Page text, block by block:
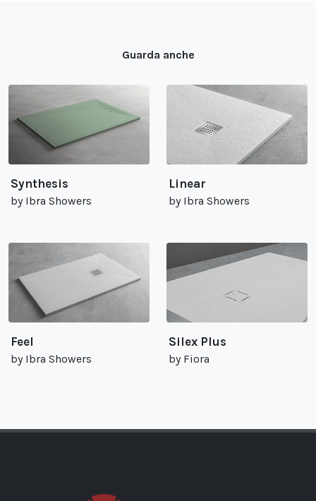
Guarda anche
Synthesis
by Ibra Showers
Linear
by Ibra Showers
Feel
by Ibra Showers
Silex Plus
by Fiora